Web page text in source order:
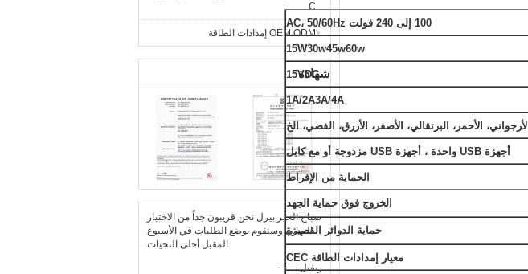
C
OEM.ODM إمدادات الطاقة
شهادة
صباح الخير بيرل نحن قريبون جداً من الاختبار
النهائي وسنقوم بوضع الطلبات في الأسبوع
المقبل أحلى التحيات
—— ريفيل
100 إلى 240 فولت AC، 50/60Hz
15W30w45w60w
15VDC
1A/2A3A/4A
الأرجواني، الأحمر، البرتقالي، الأصفر، الأزرق، الفضي، الخ
أجهزة USB واحدة ، أجهزة USB مزدوجة أو مع كابل
الحماية من الإفراط
الخروج فوق حماية الجهد
حماية الدوائر القصيرة
معيار إمدادات الطاقة CEC